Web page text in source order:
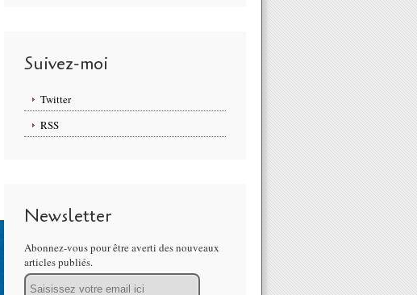
Suivez-moi
Twitter
RSS
Newsletter
Abonnez-vous pour être averti des nouveaux
articles publiés.
Email